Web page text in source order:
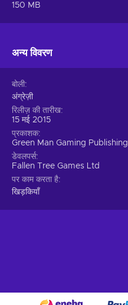
150 MB
अन्य विवरण
बोली
अंग्रेज़ी
रिलीज़ की तारीख
15 मई 2015
प्रकाशक
Green Man Gaming Publishing
डेवलपर्स
Fallen Tree Games Ltd
पर काम करता है
खिड़कियाँ